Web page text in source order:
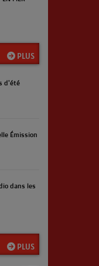
PLUS
d'été
Émission
dans les
PLUS